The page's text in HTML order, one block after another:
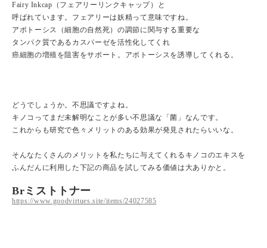
Fairy Inkcap（フェアリーリンクキャップ）と
呼ばれています。フェアリーは妖精って意味ですね。
アポトーシス（細胞の自然死）の調節に関与する重要な
タンパク質であるカスパーゼを活性化してくれ
癌細胞の増殖を阻害をサポート。アポトーシスを誘導してくれる。
どうでしょうか。不思議ですよね。
キノコってまだ未解明なことが多い不思議な「菌」なんです。
これからも研究で色々メリットのある効果が発見されたらいいな。
そんなたくさんのメリットを私たちに与えてくれるキノコのエキスを
ふんだんに利用した下記の商品を試してみる価値は大ありかと。
Brミストトナー
https://www.goodvirtues.site/items/24027585